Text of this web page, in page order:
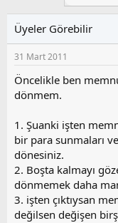
Üyeler Görebilir
31 Mart 2011
Öncelikle ben
dönmem.
1. Şuanki işten
bir para sunmaları
dönesiniz.
2. Boşta kalmayı
dönmemek daha
3. işten çıktıysan
değilsen değişen